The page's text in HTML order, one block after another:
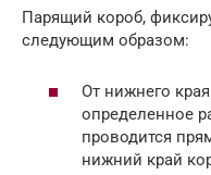
Парящий короб,
следующим образом:
От нижнего
определенное
проводится
нижний край